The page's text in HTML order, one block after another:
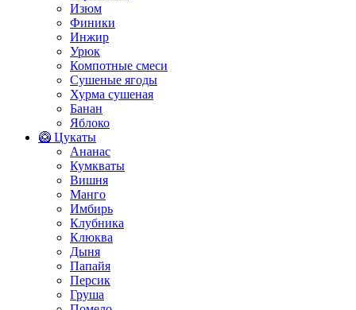
Изюм
Финики
Инжир
Урюк
Компотные смеси
Сушеные ягоды
Хурма сушеная
Банан
Яблоко
🥝 Цукаты
Ананас
Кумкваты
Вишня
Манго
Имбирь
Клубника
Клюква
Дыня
Папайя
Персик
Груша